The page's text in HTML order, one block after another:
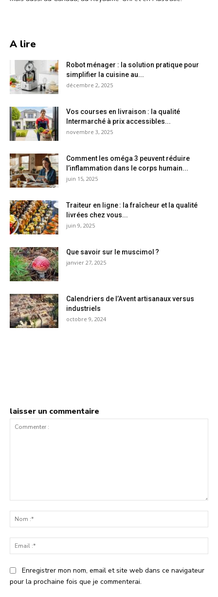
A lire
Robot ménager : la solution pratique pour
simplifier la cuisine au...
décembre 2, 2025
Vos courses en livraison : la qualité
Intermarché à prix accessibles...
novembre 3, 2025
Comment les oméga 3 peuvent réduire
l’inflammation dans le corps humain...
juin 15, 2025
Traiteur en ligne : la fraîcheur et la qualité
livrées chez vous...
juin 9, 2025
Que savoir sur le muscimol ?
janvier 27, 2025
Calendriers de l’Avent artisanaux versus
industriels
octobre 9, 2024
laisser un commentaire
:*
:*
Enregistrer mon nom, email et site web dans ce navigateur
pour la prochaine fois que je commenterai.